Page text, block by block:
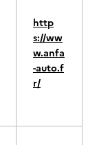
http
s://ww
w.anfa
-auto.f
r/